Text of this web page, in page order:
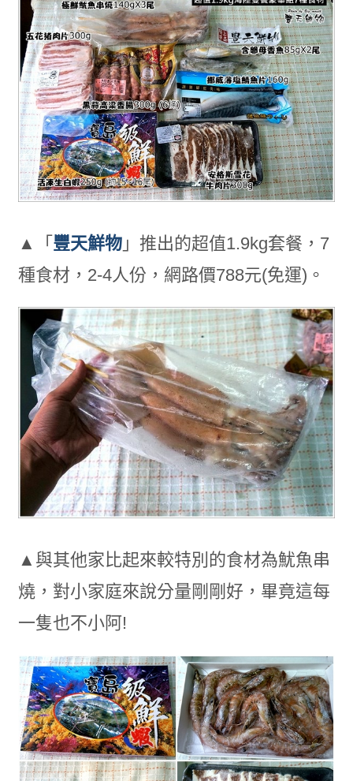
▲「 豐天鮮物」推出的超值1.9kg套餐，7
種食材，2-4人份，網路價788元(免運)。
▲與其他家比起來較特別的食材為魷魚串
燒，對小家庭來說分量剛剛好，畢竟這每
一隻也不小阿!